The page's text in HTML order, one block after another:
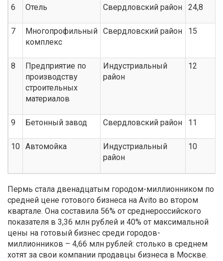
6 Отель Свердловский район 24,8
7
Многопрофильный
комплекс
Свердловский район 15
8
Предприятие по
производству
строительных
материалов
Индустриальный
район
12
9 Бетонный завод Свердловский район 11
10 Автомойка
Индустриальный
район
10
Пермь стала двенадцатым городом-миллионником по
средней цене готового бизнеса на Avito во втором
квартале. Она составила 56% от среднероссийского
показателя в 3,36 млн рублей и 40% от максимальной
цены на готовый бизнес среди городов-
миллионников – 4,66 млн рублей: столько в среднем
хотят за свои компании продавцы бизнеса в Москве.